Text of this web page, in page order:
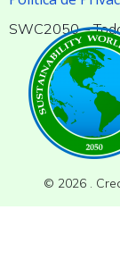
SWC2050 –
© 2026 .